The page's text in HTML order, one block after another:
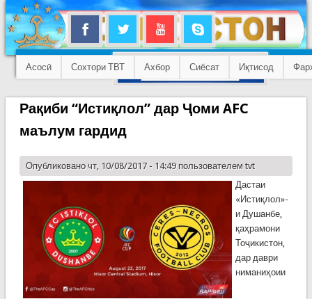
Асосӣ Сохтори ТВТ Ахбор Сиёсат Иқтисод
Рақиби “Истиқлол” дар Ҷоми AFC
маълум гардид
Опубликовано чт, 10/08/2017 - 14:49 пользователем tvt
Дастаи
«Истиқлол»-
и Душанбе,
қаҳрамони
Тоҷикистон,
дар даври
ниманиҳоии